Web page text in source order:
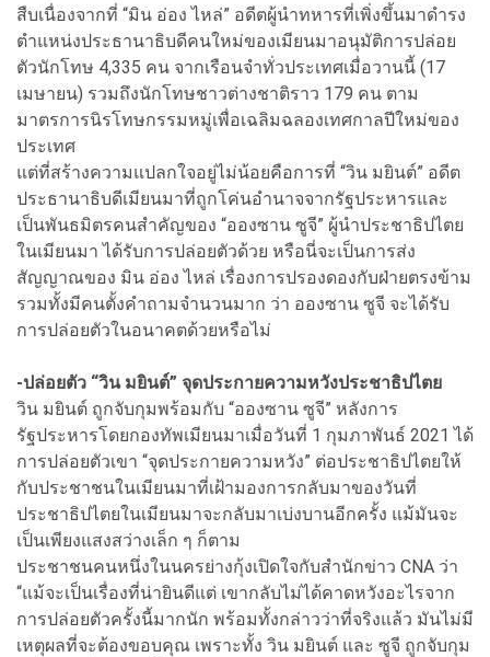
สืบเนื่องจากที่ “มิน อ่อง ไหล่” อดีตผู้นำทหารที่เพิ่งขึ้นมาดำรง
ตำแหน่งประธานาธิบดีคนใหม่ของเมียนมาอนุมัติการปล่อย
ตัวนักโทษ 4,335 คน จากเรือนจำทั่วประเทศเมื่อวานนี้ (17
เมษายน) รวมถึงนักโทษชาวต่างชาติราว 179 คน ตาม
มาตรการนิรโทษกรรมหมู่เพื่อเฉลิมฉลองเทศกาลปีใหม่ของ
ประเทศ
แต่ที่สร้างความแปลกใจอยู่ไม่น้อยคือการที่ “วิน มยินต์” อดีต
ประธานาธิบดีเมียนมาที่ถูกโค่นอำนาจจากรัฐประหารและ
เป็นพันธมิตรคนสำคัญของ “อองซาน ซูจี” ผู้นำประชาธิปไตย
ในเมียนมา ได้รับการปล่อยตัวด้วย หรือนี่จะเป็นการส่ง
สัญญาณของ มิน อ่อง ไหล่ เรื่องการปรองดองกับฝ่ายตรงข้าม
รวมทั้งมีคนตั้งคำถามจำนวนมาก ว่า อองซาน ซูจี จะได้รับ
การปล่อยตัวในอนาคตด้วยหรือไม่
-ปล่อยตัว “วิน มยินต์” จุดประกายความหวังประชาธิปไตย
วิน มยินต์ ถูกจับกุมพร้อมกับ “อองซาน ซูจี” หลังการ
รัฐประหารโดยกองทัพเมียนมาเมื่อวันที่ 1 กุมภาพันธ์ 2021 ได้
การปล่อยตัวเขา “จุดประกายความหวัง” ต่อประชาธิปไตยให้
กับประชาชนในเมียนมาที่เฝ้ามองการกลับมาของวันที่
ประชาธิปไตยในเมียนมาจะกลับมาเบ่งบานอีกครั้ง แม้มันจะ
เป็นเพียงแสงสว่างเล็ก ๆ ก็ตาม
ประชาชนคนหนึ่งในนครย่างกุ้งเปิดใจกับสำนักข่าว CNA ว่า
“แม้จะเป็นเรื่องที่น่ายินดีแต่ เขากลับไม่ได้คาดหวังอะไรจาก
การปล่อยตัวครั้งนี้มากนัก พร้อมทั้งกล่าวว่าที่จริงแล้ว มันไม่มี
เหตุผลที่จะต้องขอบคุณ เพราะทั้ง วิน มยินต์ และ ซูจี ถูกจับกุม